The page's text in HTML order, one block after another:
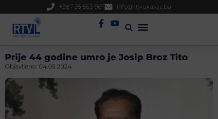
+387 35 553 967 info@rtvlukavac.ba
Prije 44 godine umro je Josip Broz Tito
Objavljeno: 04.05.2024.